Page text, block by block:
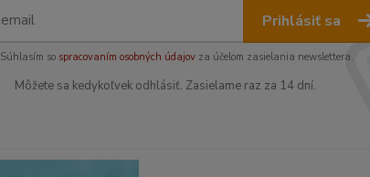
Prihlásiť sa
Súhlasím so spracovaním osobných údajovza účelom zasielania newslettera.
Môžete sa kedykoľvek odhlásiť. Zasielame raz za 14 dní.